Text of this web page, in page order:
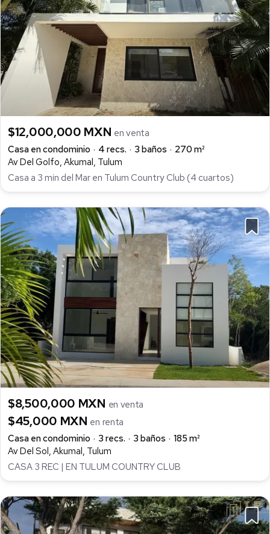
$12,000,000 MXN en venta
Casa en condominio
4 recs. 3 baños
270 m²
Av Del Golfo, Akumal, Tulum
Casa a 3 min del Mar en Tulum Country Club (4 cuartos)
$8,500,000 MXN en venta
$45,000 MXN en renta
Casa en condominio
3 recs. 3 baños
185 m²
Av Del Sol, Akumal, Tulum
CASA 3 REC | EN TULUM COUNTRY CLUB